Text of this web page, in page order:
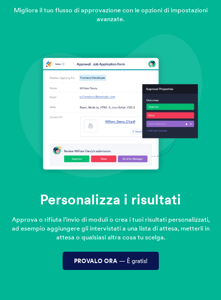
Migliora il tuo flusso di approvazione con le opzioni di impostazioni
avanzate.
Personalizza i risultati
Approva o rifiuta l'invio di moduli o crea i tuoi risultati personalizzati,
ad esempio aggiungere gli intervistati a una lista di attesa, metterli in
attesa o qualsiasi altra cosa tu scelga.
PROVALO ORA — È gratis!